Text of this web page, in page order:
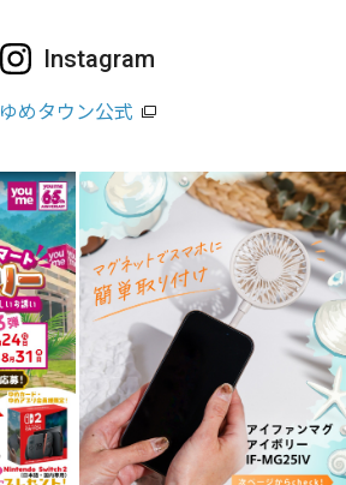
Instagram
ゆめタウン公式